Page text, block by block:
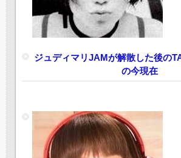
ジュディマリJAMが解散した後の
の今現在